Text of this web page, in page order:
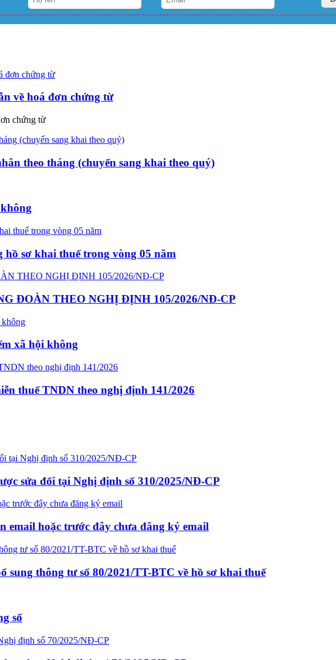
về hoá đơn chứng từ
chứng từ
theo tháng (chuyển sang khai theo quý)
hồ sơ khai thuế trong vòng 05 năm
ĐOÀN THEO NGHỊ ĐỊNH 105/2026/NĐ-CP
xã hội không
thuế TNDN theo nghị định 141/2026
sửa đổi tại Nghị định số 310/2025/NĐ-CP
hoặc trước đây chưa đăng ký email
sung thông tư số 80/2021/TT-BTC về hồ sơ khai thuế
số